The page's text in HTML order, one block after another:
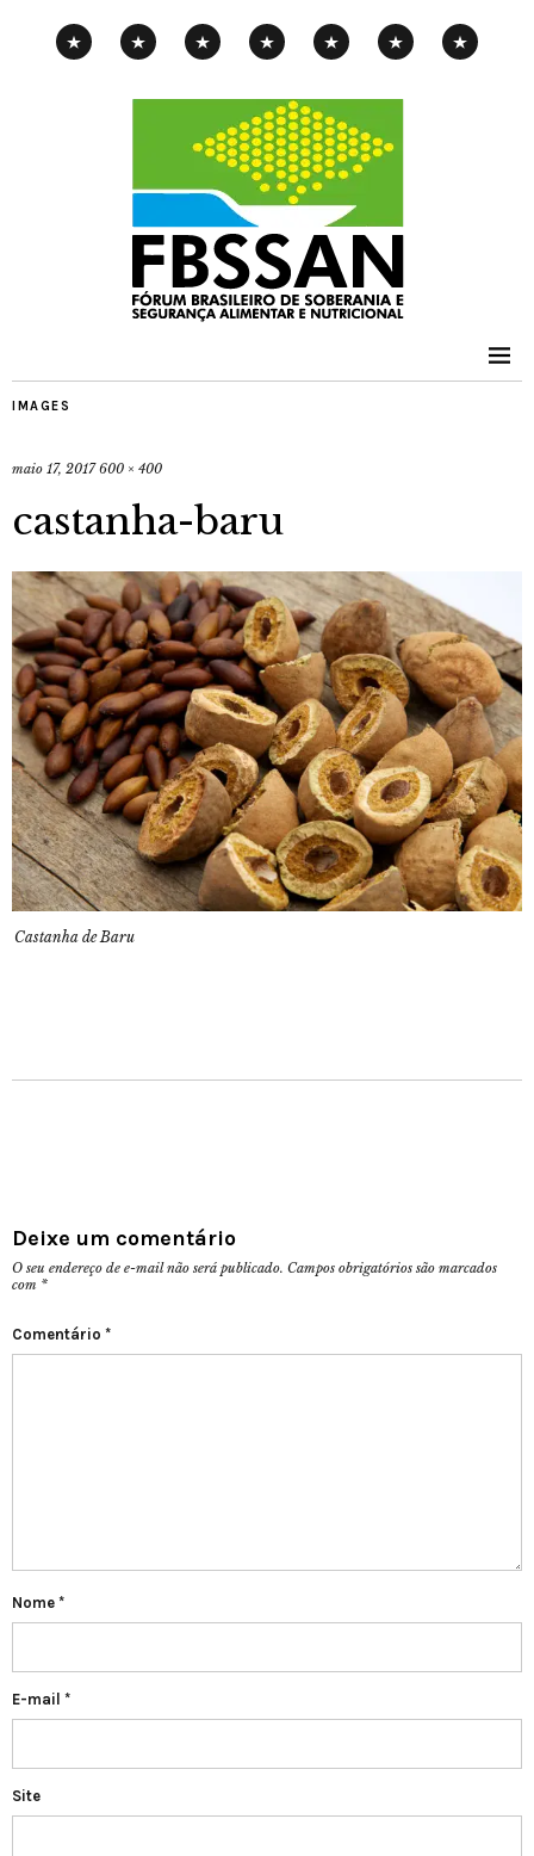
IMAGES
maio 17, 2017 600 × 400
castanha-baru
Castanha de Baru
Deixe um comentário
O seu endereço de e-mail não será publicado. Campos obrigatórios são marcados
com *
Comentário *
Nome *
E-mail *
Site